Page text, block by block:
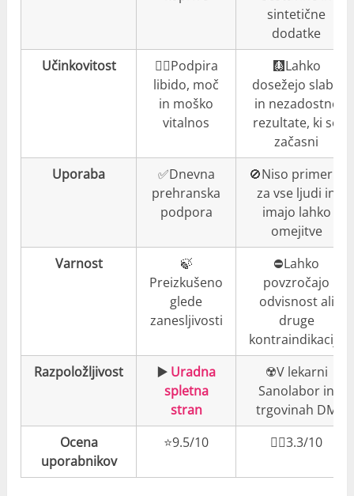
sintetične
dodatke
Učinkovitost
👍🏼Podpira
libido, moč
in moško
vitalnos
🩻Lahko
dosežejo slabe
in nezadostne
rezultate, ki so
začasni
Uporaba
✅Dnevna
prehranska
podpora
🚫Niso primerni
za vse ljudi in
imajo lahko
omejitve
Varnost
🍃
Preizkušeno
glede
zanesljivosti
⛔️Lahko
povzročajo
odvisnost ali
druge
kontraindikacije
Razpoložljivost
▶️ Uradna
spletna
stran
☢️V lekarni
Sanolabor in
trgovinah DM
Ocena
uporabnikov
⭐️9.5/10 👎🏼3.3/10